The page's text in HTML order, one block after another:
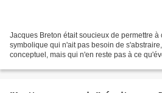
Jacques Breton était soucieux de permettre à
symbolique qui n'ait pas besoin de
conceptuel, mais qui n'en reste pas à ce